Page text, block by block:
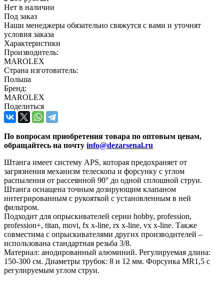
Нет в наличии
Под заказ
Наши менеджеры обязательно свяжутся с вами и уточнят
условия заказа
Характеристики
Производитель:
MAROLEX
Страна изготовитель:
Польша
Бренд:
MAROLEX
Поделиться
По вопросам приобретения товара по оптовым ценам,
обращайтесь на почту info@dezarsenal.ru
Штанга имеет систему APS, которая предохраняет от
загрязнения механизм телескопа и форсунку с углом
распыления от рассеянной 90° до одной сплошной струи.
Штанга оснащена точным дозирующим клапаном
интегрированным с рукояткой с установленным в ней
фильтром.
Подходит для опрыскивателей серии hobby, profession­,
profession+, titan, movi, fx x-line, rx x-line, vx x-line. Также
совместима с опрыскивателями других производителей –
использована стандартная резьба 3/8.
Материал: анодированный алюминий. Регулируемая длина:
150-300 см. Диаметры трубок: 8 и 12 мм. Форсунка MR1,5 с
регулируемым углом струи.